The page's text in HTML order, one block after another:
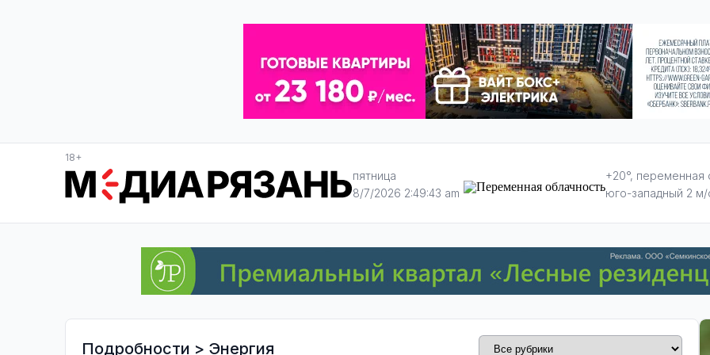
18+
пятница
8/7/2026 2:49:44 am
+20°, переменная
юго-западный 2 м/
Подробности > Энергия